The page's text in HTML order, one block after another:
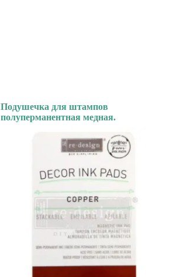
Подушечка для штампов
полуперманентная медная.